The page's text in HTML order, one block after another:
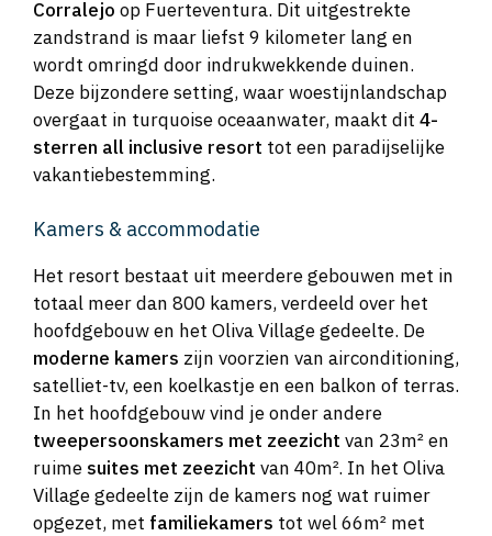
Corralejo op Fuerteventura. Dit uitgestrekte
zandstrand is maar liefst 9 kilometer lang en
wordt omringd door indrukwekkende duinen.
Deze bijzondere setting, waar woestijnlandschap
overgaat in turquoise oceaanwater, maakt dit 4-
sterren all inclusive resort tot een paradijselijke
vakantiebestemming.
Kamers & accommodatie
Het resort bestaat uit meerdere gebouwen met in
totaal meer dan 800 kamers, verdeeld over het
hoofdgebouw en het Oliva Village gedeelte. De
moderne kamers zijn voorzien van airconditioning,
satelliet-tv, een koelkastje en een balkon of terras.
In het hoofdgebouw vind je onder andere
tweepersoonskamers met zeezicht van 23m² en
ruime suites met zeezicht van 40m². In het Oliva
Village gedeelte zijn de kamers nog wat ruimer
opgezet, met familiekamers tot wel 66m² met